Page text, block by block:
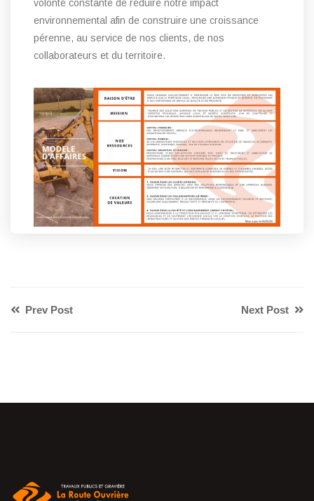
volonté constante de réduire notre impact
environnemental afin de construire une croissance
pérenne, au service de nos clients, de nos
collaborateurs et du territoire.
Prev Post Next Post